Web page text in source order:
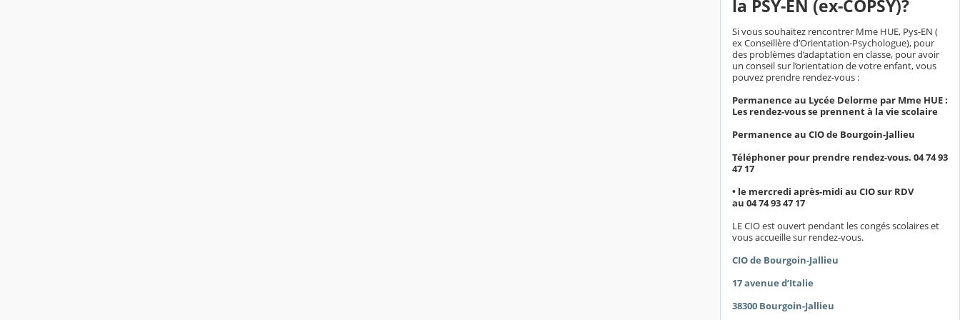
la PSY-EN (ex-COPSY)?
Si vous souhaitez rencontrer Mme HUE, Pys-EN (
ex Conseillère d’Orientation-Psychologue), pour
des problèmes d’adaptation en classe, pour avoir
un conseil sur l’orientation de votre enfant, vous
pouvez prendre rendez-vous :
Permanence au Lycée Delorme par Mme HUE :
Les rendez-vous se prennent à la vie scolaire
Permanence au CIO de Bourgoin-Jallieu
Téléphoner pour prendre rendez-vous. 04 74 93
47 17
• le mercredi après-midi au CIO sur RDV
au 04 74 93 47 17
LE CIO est ouvert pendant les congés scolaires et
vous accueille sur rendez-vous.
CIO de Bourgoin-Jallieu
17 avenue d’Italie
38300 Bourgoin-Jallieu